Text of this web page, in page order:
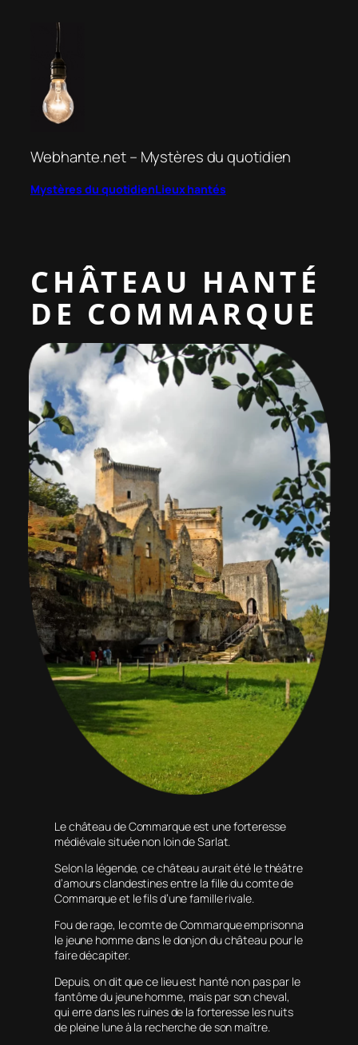
Webhante.net – Mystères du quotidien
Mystères du quotidienLieux hantés
CHÂTEAU HANTÉ
DE COMMARQUE
Le château de Commarque est une forteresse
médiévale située non loin de Sarlat.
Selon la légende, ce château aurait été le théâtre
d’amours clandestines entre la fille du comte de
Commarque et le fils d’une famille rivale.
Fou de rage, le comte de Commarque emprisonna
le jeune homme dans le donjon du château pour le
faire décapiter.
Depuis, on dit que ce lieu est hanté non pas par le
fantôme du jeune homme, mais par son cheval,
qui erre dans les ruines de la forteresse les nuits
de pleine lune à la recherche de son maître.